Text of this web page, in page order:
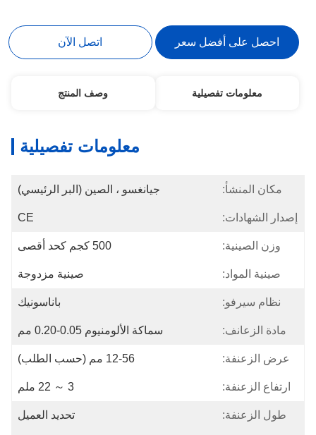
احصل على أفضل سعر اتصل الآن
معلومات تفصيلية وصف المنتج
معلومات تفصيلية
مكان المنشأ: جيانغسو ، الصين (البر الرئيسي)
إصدار الشهادات: CE
وزن الصينية: 500 كجم كحد أقصى
صينية المواد: صينية مزدوجة
نظام سيرفو: باناسونيك
مادة الزعانف: سماكة الألومنيوم 0.05-0.20 مم
عرض الزعنفة: 12-56 مم (حسب الطلب)
ارتفاع الزعنفة: 3 ～ 22 ملم
طول الزعنفة: تحديد العميل